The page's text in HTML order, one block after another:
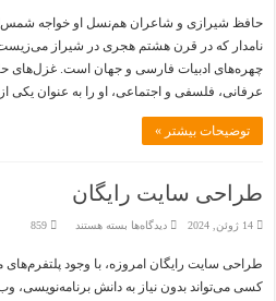
و
هم‌نسل
حافظ شیرازی و شاعران هم‌نسل او خواجه
نامدار که در قرن هشتم هجری در شیراز
چهره‌های ادبیات فارسی و جهان است. غزل‌های
عرفانی، فلسفی و اجتماعی، او را به عنوان یکی
توضیحات بیشتر »
طراحی سایت رایگان
14 ژوئن, 2024 دیدگاه‌ها برای
رایگان
بسته هستند 859
طراحی سایت رایگان امروزه، با وجود
کسی می‌تواند بدون نیاز به دانش برنامه‌نویسی،